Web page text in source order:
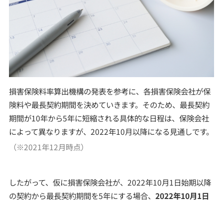
損害保険料率算出機構の発表を参考に、各損害保険会社が保
険料や最長契約期間を決めていきます。そのため、最長契約
期間が10年から5年に短縮される具体的な日程は、保険会社
によって異なりますが、2022年10月以降になる見通しです。
（※2021年12月時点）
したがって、仮に損害保険会社が、2022年10月1日始期以降
の契約から最長契約期間を5年にする場合、 2022年10月1日